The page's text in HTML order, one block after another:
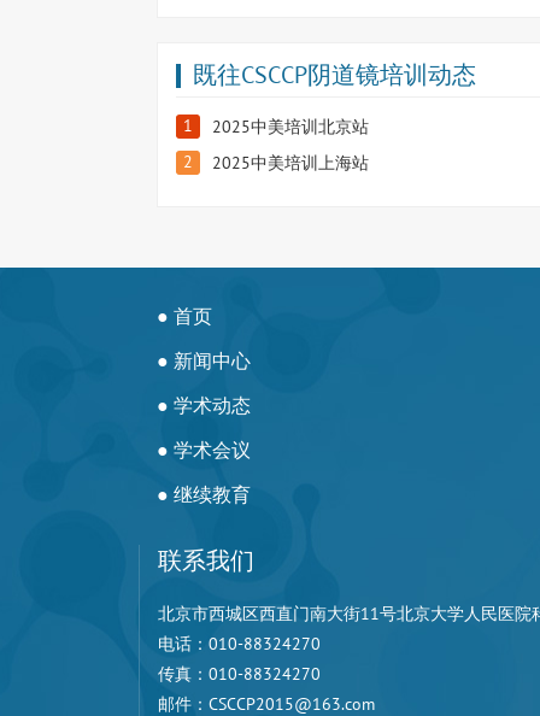
既往CSCCP阴道镜培训动态
1
2025中美培训北京站
2
2025中美培训上海站
● 首页
● 新闻中心
● 学术动态
● 学术会议
● 继续教育
联系我们
北京市西城区西直门南大街11号北京大学人民医
电话：010-88324270
传真：010-88324270
邮件：CSCCP2015@163.com